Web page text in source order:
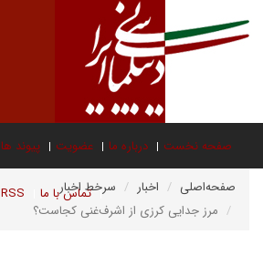
صفحه نخست درباره ما عضویت پیوند ها
تماس با ما RSS صفحه‌اصلی اخبار
سرخط اخبار
مرز جدایی کرزی از اشرف‌غنی کجاست؟